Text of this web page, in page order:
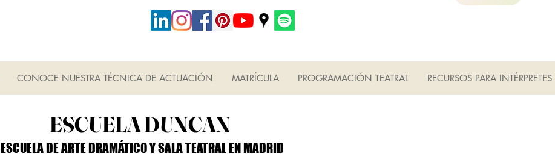
CONOCE NUESTRA TÉCNICA DE ACTUACIÓN MATRÍCULA PROGRAMACIÓN TEATRAL RECURSOS PARA INTÉRPRETES
ESCUELA DUNCAN
ESCUELA DUNCAN
ESCUELA DE ARTE DRAMÁTICO Y SALA TEATRAL EN MADRID
ESCUELA DE ARTE DRAMÁTICO Y SALA TEATRAL EN MADRID